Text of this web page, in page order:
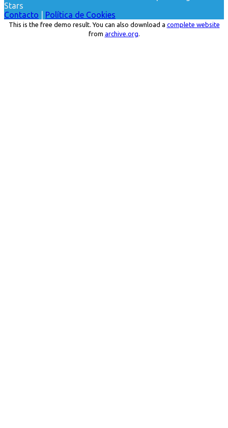
Stars
Contacto
Política de Cookies
This is the free demo result. You can also download a complete website
from archive.org.